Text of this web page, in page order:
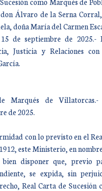
Álvaro de la Serna
doña María del Carmen
de septiembre de
Justicia y Relaciones
Marqués de
de 2025.
con lo previsto en el
este Ministerio, en
disponer que, previo
se expida, sin
Real Carta de Sucesión